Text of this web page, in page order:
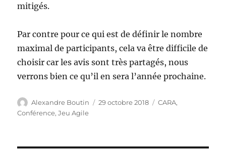
mitigés.
Par contre pour ce qui est de définir le nombre
maximal de participants, cela va être difficile de
choisir car les avis sont très partagés, nous
verrons bien ce qu’il en sera l’année prochaine.
Auteur
Alexandre Boutin
Publié
29 octobre 2018 Catégories
CARA,
Conférence,Jeu Agile